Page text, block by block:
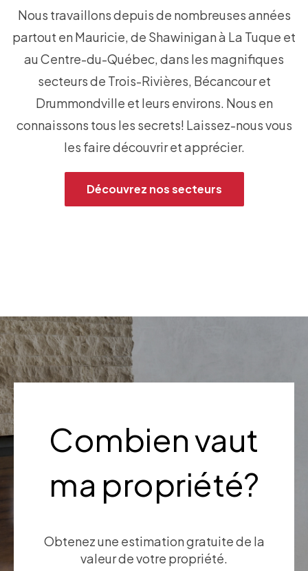
Nous travaillons depuis de nombreuses années
partout en Mauricie, de Shawinigan à La Tuque et
au Centre-du-Québec, dans les magnifiques
secteurs de Trois-Rivières, Bécancour et
Drummondville et leurs environs. Nous en
connaissons tous les secrets! Laissez-nous vous
les faire découvrir et apprécier.
Découvrez nos secteurs
Combien vaut
ma propriété?
Obtenez une estimation gratuite de la
valeur de votre propriété.